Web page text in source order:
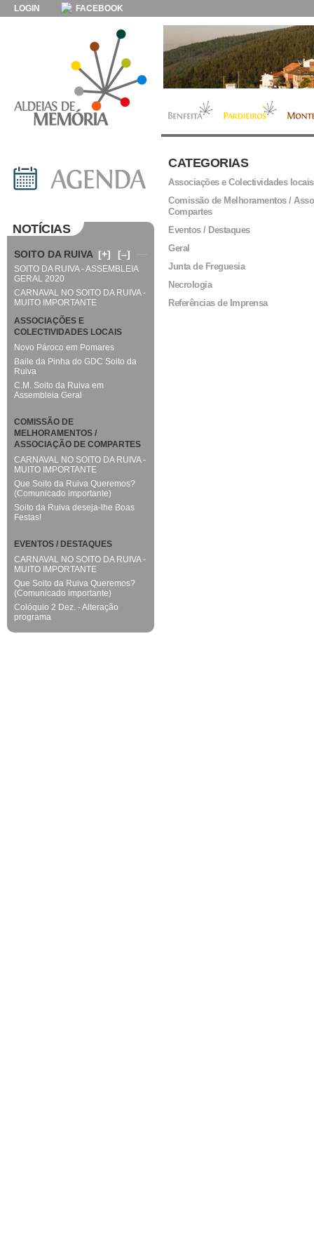
LOGIN FACEBOOK
CATEGORIAS
Associações e Colectividades locais
Comissão de Melhoramentos /
Compartes
Eventos / Destaques
Geral
Junta de Freguesia
Necrologia
Referências de Imprensa
NOTÍCIAS
SOITO DA RUIVA [+] [–]
SOITO DA RUIVA - ASSEMBLEIA
GERAL 2020
CARNAVAL NO SOITO DA RUIVA -
MUITO IMPORTANTE
ASSOCIAÇÕES E
COLECTIVIDADES LOCAIS
Novo Pároco em Pomares
Baile da Pinha do GDC Soito da
Ruiva
C.M. Soito da Ruiva em
Assembleia Geral
COMISSÃO DE
MELHORAMENTOS /
ASSOCIAÇÃO DE COMPARTES
CARNAVAL NO SOITO DA RUIVA -
MUITO IMPORTANTE
Que Soito da Ruiva Queremos?
(Comunicado importante)
Soito da Ruiva deseja-lhe Boas
Festas!
EVENTOS / DESTAQUES
CARNAVAL NO SOITO DA RUIVA -
MUITO IMPORTANTE
Que Soito da Ruiva Queremos?
(Comunicado importante)
Colóquio 2 Dez. - Alteração
programa